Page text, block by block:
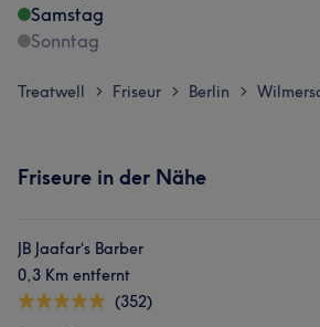
Samstag
Sonntag
Treatwell > Friseur > Berlin >
Friseure in der Nähe
JB Jaafar‘s Barber
0,3 Km entfernt
(352)